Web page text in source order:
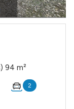
Maison 4 pièce(s) 2 chambre(s) 94 m²
2